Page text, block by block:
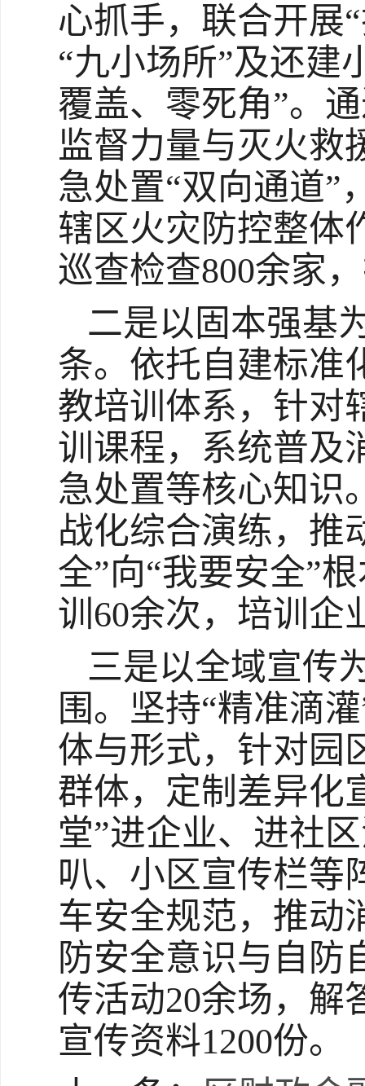
心抓手，联合开展
“九小场所”及还建
覆盖、零死角”。
监督力量与灭火救
急处置“双向通道”
辖区火灾防控整体
巡查检查800余家
二是以固本强基
条。依托自建标准
教培训体系，针对
训课程，系统普及
急处置等核心知识
战化综合演练，推
全”向“我要安全”
训60余次，培训企
三是以全域宣传
围。坚持“精准滴
体与形式，针对园
群体，定制差异化
堂”进企业、进社
叭、小区宣传栏等
车安全规范，推动
防安全意识与自防
传活动20余场，解
宣传资料1200份。